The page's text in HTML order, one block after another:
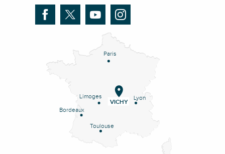
Paris
Lyon
Limoges
Bordeaux
Toulouse
VICHY